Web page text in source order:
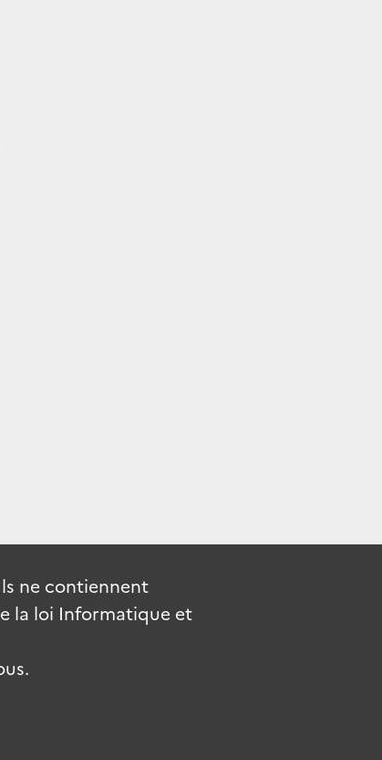
ne contiennent
la loi Informatique et